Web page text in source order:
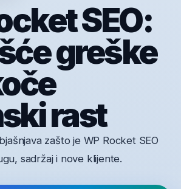
SEO:
greške
rast
zašto je WP Rocket SEO
sadržaj i nove klijente.